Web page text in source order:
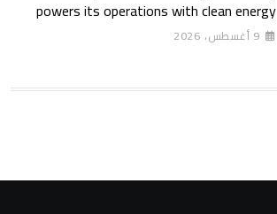
powers its operations with clean energy
through a 30-year partnership with
SolarizEgypt
9 أغسطس، 2026